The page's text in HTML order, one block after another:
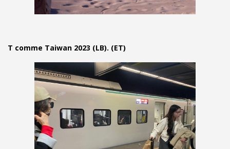
T comme Taiwan 2023 (LB). (ET)